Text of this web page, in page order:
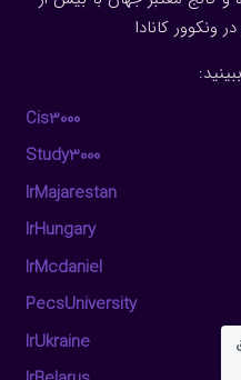
Cis3000
Study3000
IrMajarestan
IrHungary
IrMcdaniel
PecsUniversity
IrUkraine